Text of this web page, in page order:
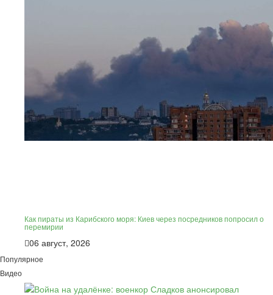
Как пираты из Карибского моря: Киев через посредников попросил о
перемирии
06 август, 2026
Популярное
Видео